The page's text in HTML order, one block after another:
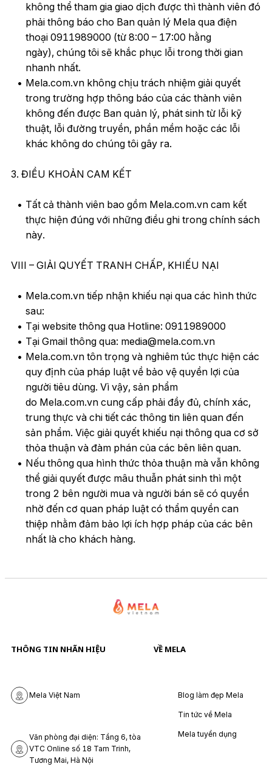
không thể tham gia giao dịch được thì thành viên đó
phải thông báo cho Ban quản lý Mela qua điện
thoại 0911989000 (từ 8:00 – 17:00 hằng
ngày), chúng tôi sẽ khắc phục lỗi trong thời gian
nhanh nhất.
Mela.com.vn không chịu trách nhiệm giải quyết
trong trường hợp thông báo của các thành viên
không đến được Ban quản lý, phát sinh từ lỗi kỹ
thuật, lỗi đường truyền, phần mềm hoặc các lỗi
khác không do chúng tôi gây ra.
3. ĐIỀU KHOẢN CAM KẾT
Tất cả thành viên bao gồm Mela.com.vn cam kết
thực hiện đúng với những điều ghi trong chính sách
này.
VIII – GIẢI QUYẾT TRANH CHẤP, KHIẾU NẠI
Mela.com.vn tiếp nhận khiếu nại qua các hình thức
sau:
Tại website thông qua Hotline: 0911989000
Tại Gmail thông qua: media@mela.com.vn
Mela.com.vn tôn trọng và nghiêm túc thực hiện các
quy định của pháp luật về bảo vệ quyền lợi của
người tiêu dùng. Vì vậy, sản phẩm
do Mela.com.vn cung cấp phải đầy đủ, chính xác,
trung thực và chi tiết các thông tin liên quan đến
sản phẩm. Việc giải quyết khiếu nại thông qua cơ sở
thỏa thuận và đàm phán của các bên liên quan.
Nếu thông qua hình thức thỏa thuận mà vẫn không
thể giải quyết được mâu thuẫn phát sinh thì một
trong 2 bên người mua và người bán sẽ có quyền
nhờ đến cơ quan pháp luật có thẩm quyền can
thiệp nhằm đảm bảo lợi ích hợp pháp của các bên
nhất là cho khách hàng.
THÔNG TIN NHÃN HIỆU
Mela Việt Nam
Văn phòng đại diện: Tầng 6, tòa
VTC Online số 18 Tam Trinh,
Tương Mai, Hà Nội
VỀ MELA
Blog làm đẹp Mela
Tin tức về Mela
Mela tuyển dụng